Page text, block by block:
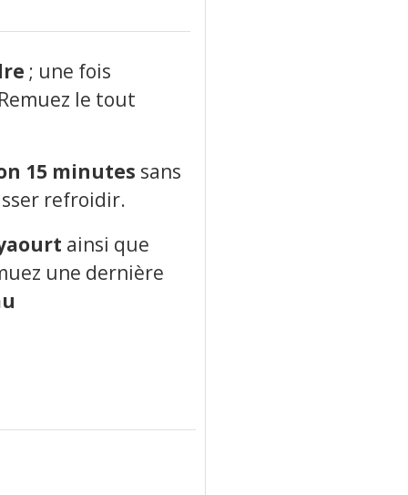
; une fois
le tout
15 minutes sans
refroidir.
ainsi que
une dernière